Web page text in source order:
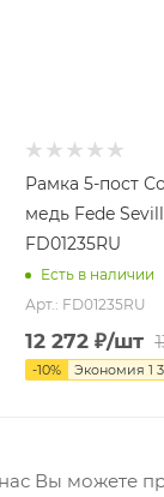
Рамка 5-пост
медь Fede
FD01235RU
Есть в наличии
Арт.: FD01235RU
12 272₽/шт
-10% Экономия 1
Вы можете